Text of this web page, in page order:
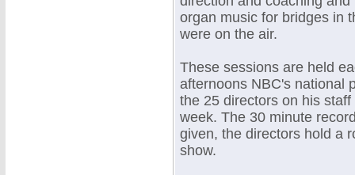
organ music for bridges in
were on the air.
These sessions are held
afternoons NBC's national
the 25 directors on his
week. The 30 minute
given, the directors hold a
show.